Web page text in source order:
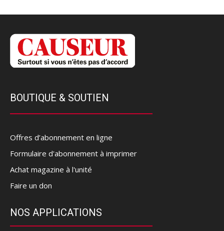
BOUTIQUE & SOUTIEN
Offres d’abonnement en ligne
Formulaire d'abonnement à imprimer
Achat magazine à l'unité
Faire un don
NOS APPLICATIONS